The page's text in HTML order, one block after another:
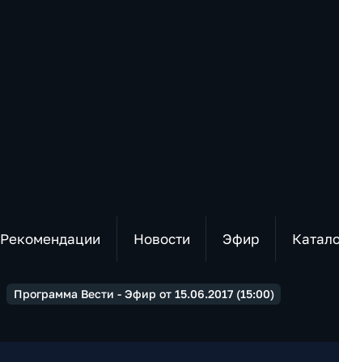
Рекомендации Новости Эфир
Программа Вести - Эфир от 15.06.2017 (15:00)